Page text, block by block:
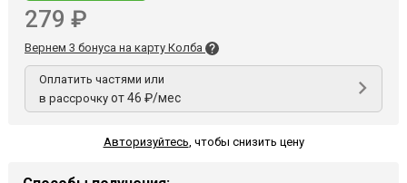
279 ₽
Вернем 3 бонуса на карту Колба
Оплатить частями или
в рассрочку от 46 ₽/мес
Авторизуйтесь, чтобы снизить цену